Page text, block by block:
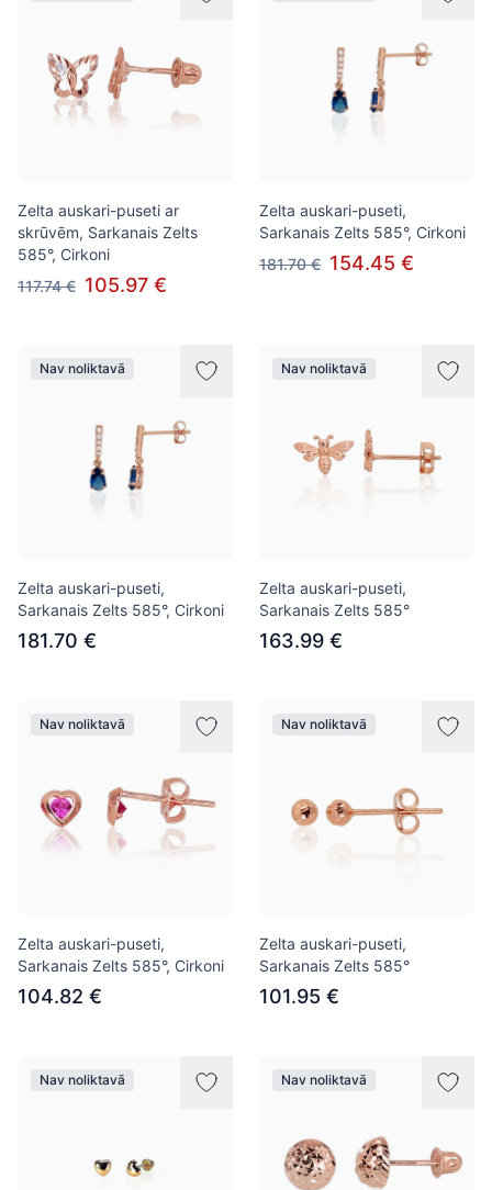
Zelta auskari-puseti ar
skrūvēm, Sarkanais Zelts
585°, Cirkoni
117.74 € 105.97 €
Zelta auskari-puseti,
Sarkanais Zelts 585°, Cirkoni
181.70 € 154.45 €
Nav noliktavā
Zelta auskari-puseti,
Sarkanais Zelts 585°, Cirkoni
181.70 €
Nav noliktavā
Zelta auskari-puseti,
Sarkanais Zelts 585°
163.99 €
Nav noliktavā
Zelta auskari-puseti,
Sarkanais Zelts 585°, Cirkoni
104.82 €
Nav noliktavā
Zelta auskari-puseti,
Sarkanais Zelts 585°
101.95 €
Nav noliktavā Nav noliktavā